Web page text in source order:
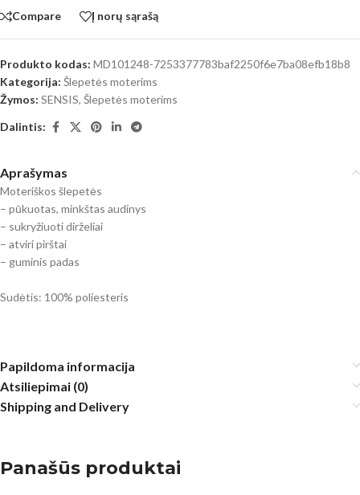
Compare Į norų sąrašą
Produkto kodas: MD101248-7253377783baf2250f6e7ba08efb18b8
Kategorija: Šlepetės moterims
Žymos: SENSIS, Šlepetės moterims
Dalintis:
Aprašymas
Moteriškos šlepetės
– pūkuotas, minkštas audinys
– sukryžiuoti dirželiai
– atviri pirštai
– guminis padas
Sudėtis: 100% poliesteris
Papildoma informacija
Atsiliepimai (0)
Shipping and Delivery
Panašūs produktai